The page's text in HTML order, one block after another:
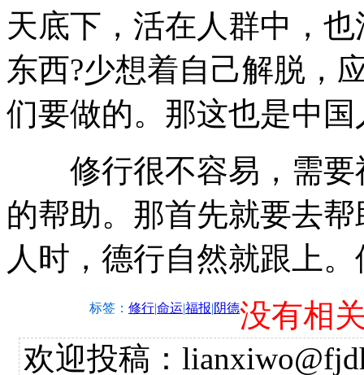
天底下，活在人群中，
东西?少想着自己解脱，
们要做的。那这也是中
修行很不容易，需要
的帮助。那首先就要去
人时，德行自然就跟上
标签： 修行|命运|福报|阴德没有相
欢迎投稿：